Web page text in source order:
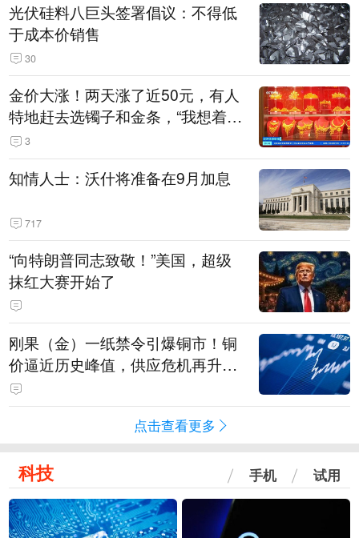
光伏硅料八巨头签署倡议：不得低
于成本价销售
30
金价大涨！两天涨了近50元，有人
特地赶去选镯子和金条，“我想着买
起来可以保值，小批量进一些货”
3
知情人士：沃什将准备在9月加息
717
“向特朗普同志致敬！”美国，超级
抹红大赛开始了
刚果（金）一纸禁令引爆铜市！铜
价逼近历史峰值，供应危机再升
级？
点击查看更多
科技 手机 试用